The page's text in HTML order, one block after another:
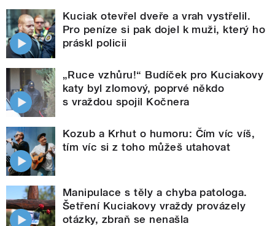
Kuciak otevřel dveře a vrah vystřelil.
Pro peníze si pak dojel k muži, který ho
práskl policii
„Ruce vzhůru!“ Budíček pro Kuciakovy
katy byl zlomový, poprvé někdo
s vraždou spojil Kočnera
Kozub a Krhut o humoru: Čím víc víš,
tím víc si z toho můžeš utahovat
Manipulace s těly a chyba patologa.
Šetření Kuciakovy vraždy provázely
otázky, zbraň se nenašla